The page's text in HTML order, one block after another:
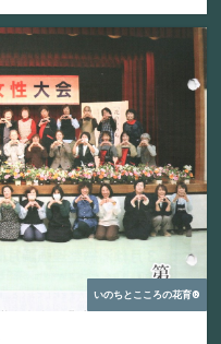
いのちとこころの花育®